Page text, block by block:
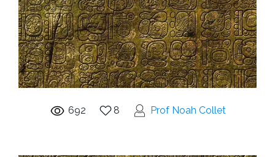
692 8 Prof Noah Collet